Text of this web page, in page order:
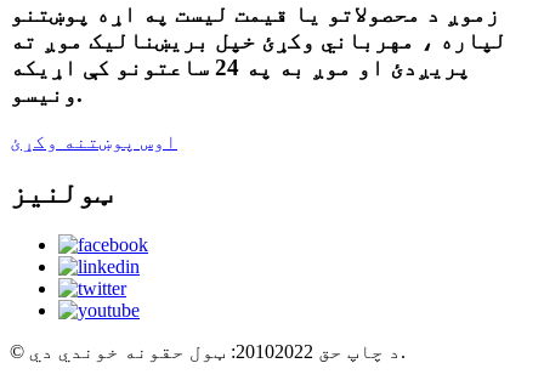
زموږ د محصولاتو یا قیمت لیست په اړه پوښتنو
لپاره ، مهرباني وکړئ خپل بریښنالیک موږ ته
پریږدئ او موږ به په 24 ساعتونو کې اړیکه
ونیسو.
اوس پوښتنه وکړئ
ټولنیز
© د چاپ حق 20102022: ټول حقونه خوندي دي.